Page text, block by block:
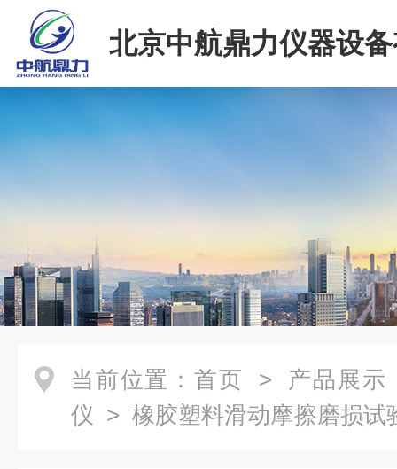
北京中航鼎力仪器设
司
当前位置： 首页 > 产品展示
仪 > 橡胶塑料滑动摩擦磨损试